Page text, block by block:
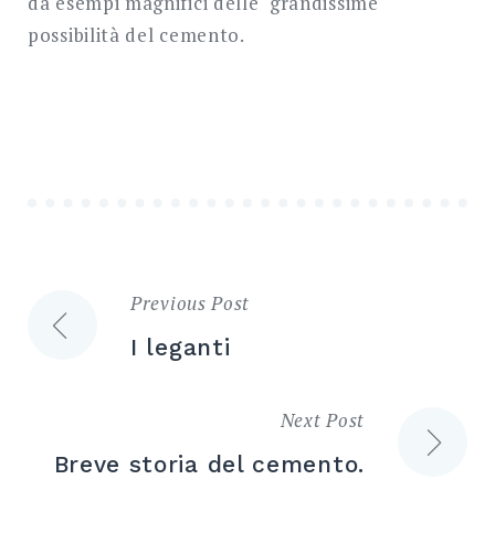
possibilità del cemento.
Navigazione
Previous Post
I leganti
Next Post
Breve storia del cemento.